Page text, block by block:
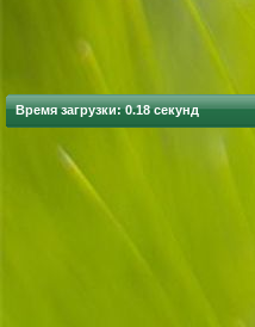
Время загрузки: 0.18 секунд